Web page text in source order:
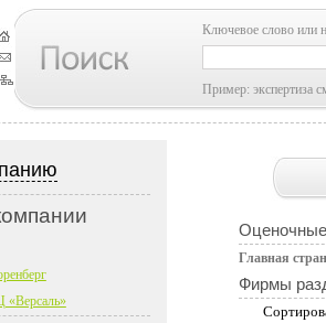
Ключевое слово или
Пример: экспертиза
Главная
Фирмы
«Версаль»